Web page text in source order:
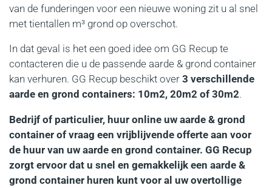
van de funderingen voor een nieuwe woning zit u al snel
met tientallen m³ grond op overschot.
In dat geval is het een goed idee om GG Recup te
contacteren die u de passende aarde & grond container
kan verhuren. GG Recup beschikt over 3 verschillende
aarde en grond containers: 10m2, 20m2 of 30m2.
Bedrijf of particulier, huur online uw aarde & grond
container of vraag een vrijblijvende offerte aan voor
de huur van uw aarde en grond container. GG Recup
zorgt ervoor dat u snel en gemakkelijk een aarde &
grond container huren kunt voor al uw overtollige